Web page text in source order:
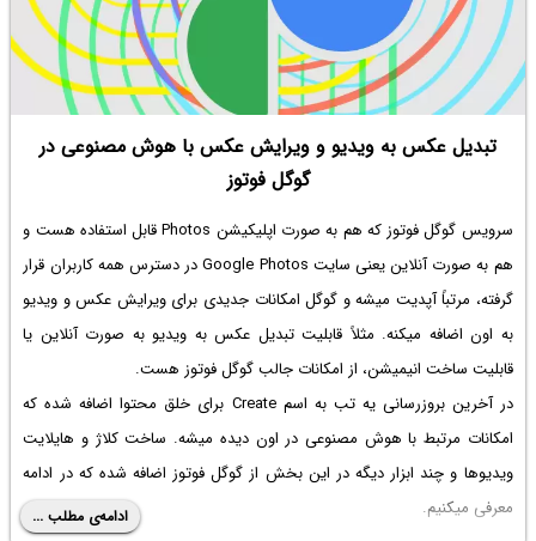
تبدیل عکس به ویدیو و ویرایش عکس با هوش مصنوعی در
گوگل فوتوز
سرویس گوگل فوتوز که هم به صورت اپلیکیشن Photos قابل استفاده هست و
هم به صورت آنلاین یعنی سایت Google Photos در دسترس همه کاربران قرار
گرفته، مرتباً آپدیت میشه و گوگل امکانات جدیدی برای ویرایش عکس و ویدیو
به اون اضافه میکنه. مثلاً قابلیت تبدیل عکس به ویدیو به صورت آنلاین یا
قابلیت ساخت انیمیشن، از امکانات جالب گوگل فوتوز هست.
در آخرین بروزرسانی یه تب به اسم Create برای خلق محتوا اضافه شده که
امکانات مرتبط با هوش مصنوعی در اون دیده میشه. ساخت کلاژ و هایلایت
ویدیوها و چند ابزار دیگه در این بخش از گوگل فوتوز اضافه شده که در ادامه
معرفی میکنیم.
ادامه‌ی مطلب ...